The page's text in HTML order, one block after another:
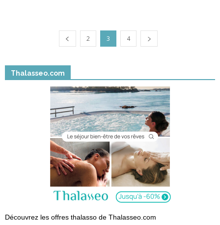
2 3 4
Thalasseo.com
Découvrez les offres thalasso de Thalasseo.com